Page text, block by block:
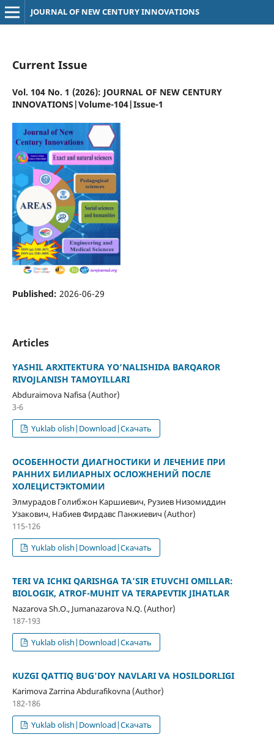
JOURNAL OF NEW CENTURY INNOVATIONS
Current Issue
Vol. 104 No. 1 (2026): JOURNAL OF NEW CENTURY
INNOVATIONS|Volume-104|Issue-1
Published: 2026-06-29
Articles
YASHIL ARXITEKTURA YO‘NALISHIDA BARQAROR
RIVOJLANISH TAMOYILLARI
Abduraimova Nafisa (Author)
3-6
Yuklab olish|Download|Скачать
ОСОБЕННОСТИ ДИАГНОСТИКИ И ЛЕЧЕНИЕ ПРИ
РАННИХ БИЛИАРНЫХ ОСЛОЖНЕНИЙ ПОСЛЕ
ХОЛЕЦИСТЭКТОМИИ
Элмурадов Голибжон Каршиевич, Рузиев Низомиддин
Узакович, Набиев Фирдавс Панжиевич (Author)
115-126
Yuklab olish|Download|Скачать
TERI VA ICHKI QARISHGA TAʼSIR ETUVCHI OMILLAR:
BIOLOGIK, ATROF-MUHIT VA TERAPEVTIK JIHATLAR
Nazarova Sh.O., Jumanazarova N.Q. (Author)
187-193
Yuklab olish|Download|Скачать
KUZGI QATTIQ BUG'DOY NAVLARI VA HOSILDORLIGI
Karimova Zarrina Abdurafikovna (Author)
182-186
Yuklab olish|Download|Скачать